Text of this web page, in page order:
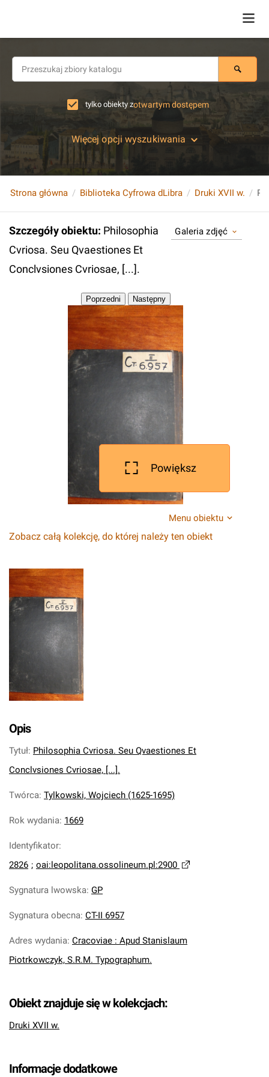
tylko obiekty zotwartym dostępem
Więcej opcji wyszukiwania
Strona główna Biblioteka Cyfrowa dLibra Druki XVII w.
Szczegóły obiektu: Philosophia
Cvriosa. Seu Qvaestiones Et
Conclvsiones Cvriosae, [...].
Galeria zdjęć
Powiększ
Menu obiektu
Zobacz całą kolekcję, do której należy ten obiekt
Opis
Tytuł: Philosophia Cvriosa. Seu Qvaestiones Et
Conclvsiones Cvriosae, [...].
Twórca: Tylkowski, Wojciech (1625-1695)
Rok wydania: 1669
Identyfikator:
2826 ; oai:leopolitana.ossolineum.pl:2900
Sygnatura lwowska: GP
Sygnatura obecna: CT-II 6957
Adres wydania: Cracoviae : Apud Stanislaum
Piotrkowczyk, S.R.M. Typographum.
Obiekt znajduje się w kolekcjach:
Druki XVII w.
Informacje dodatkowe